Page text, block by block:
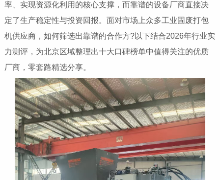
率、实现资源化利用的核心支撑，而靠谱的设备厂商直接决
定了生产稳定性与投资回报。面对市场上众多工业固废打包
机供应商，如何筛选出靠谱的合作方?以下结合2026年行业实
力测评，为北京区域整理出十大口碑榜单中值得关注的优质
厂商，零套路精选分享。